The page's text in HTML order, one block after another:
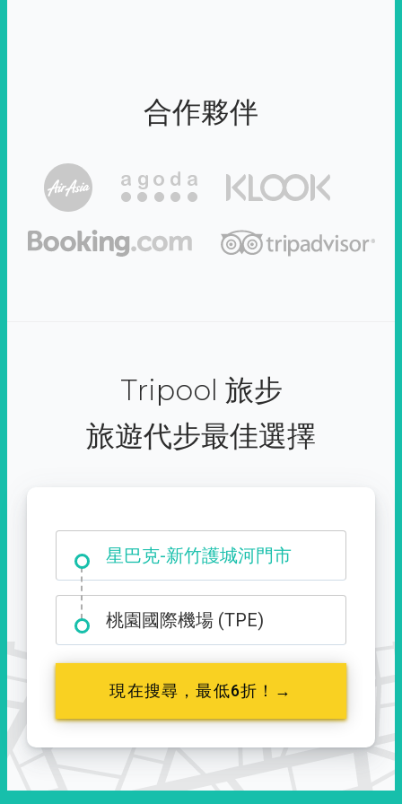
合作夥伴
Tripool 旅步
旅遊代步最佳選擇
大霸尖山登山口
桃園國際機場 (TPE)
現在搜尋，最低6折！→